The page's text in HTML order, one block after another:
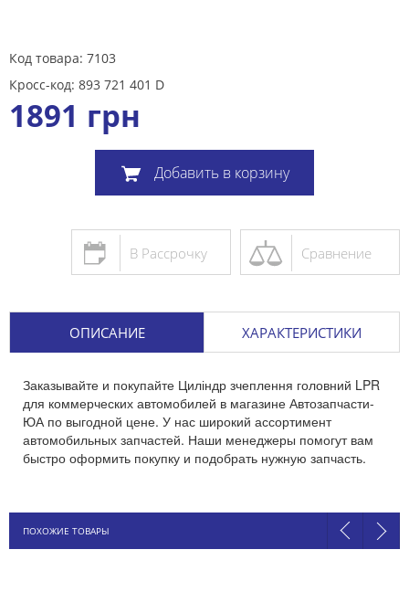
Код товара: 7103
Кросс-код: 893 721 401 D
1891 грн
Добавить в корзину
Сравнение
В Рассрочку
ОПИСАНИЕ ХАРАКТЕРИСТИКИ
Заказывайте и покупайте Циліндр зчеплення головний LPR
для коммерческих автомобилей в магазине Автозапчасти-
ЮА по выгодной цене. У нас широкий ассортимент
автомобильных запчастей. Наши менеджеры помогут вам
быстро оформить покупку и подобрать нужную запчасть.
ПОХОЖИЕ ТОВАРЫ